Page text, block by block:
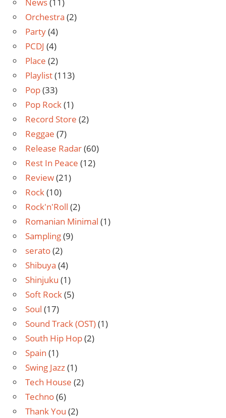
Orchestra (2)
Party(4)
PCDJ (4)
Place (2)
Playlist(113)
Pop(33)
Pop Rock(1)
Record Store (2)
Reggae (7)
Release Radar(60)
Rest In Peace (12)
Review(21)
Rock(10)
Rock'n'Roll (2)
Romanian Minimal (1)
Sampling(9)
serato(2)
Shibuya (4)
Shinjuku (1)
Soft Rock(5)
Soul (17)
Sound Track (OST)(1)
South Hip Hop(2)
Spain (1)
Swing Jazz(1)
Tech House (2)
Techno(6)
Thank You (2)